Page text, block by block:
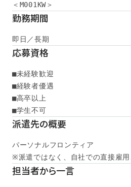
＜M001KW＞
勤務期間
即日／長期
応募資格
■未経験歓迎
■経験者優遇
■高卒以上
■学生不可
派遣先の概要
パーソナルフロンティア
※派遣ではなく、自社での直接雇用
担当者から一言